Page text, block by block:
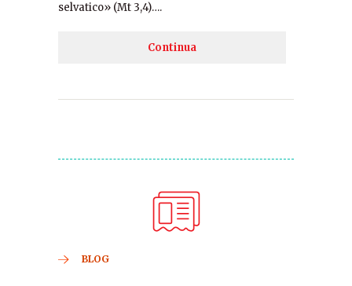
selvatico» (Mt 3,4)….
Continua
BLOG